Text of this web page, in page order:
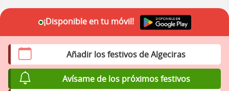
Añadir los festivos de Algeciras
Avísame de los próximos festivos
¡Disponible en tu móvil!